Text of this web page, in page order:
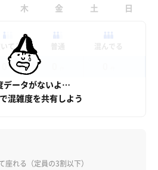
木 金 土 日
データがないよ…
混雑度を共有しよう
いてる
件
座れる（定員の3割以下）